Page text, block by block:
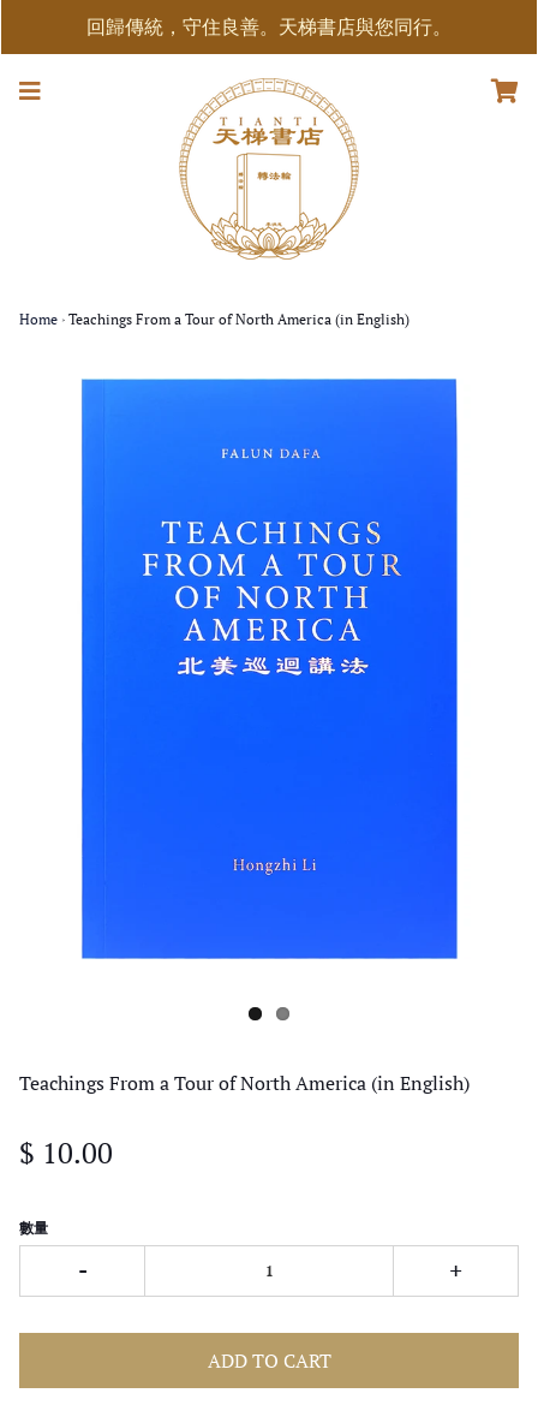
回歸傳統，守住良善。天梯書店與您同行。
Home › Teachings From a Tour of North America (in English)
Teachings From a Tour of North America (in English)
$ 10.00
數量
- +
ADD TO CART